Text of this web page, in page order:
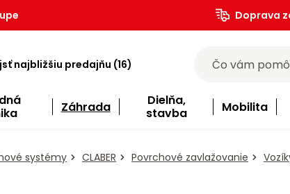
Doprava
najbližšiu predajňu (16)
Záhrada
Dielňa,
stavba
Mobilita
systémy CLABER Povrchové zavlažovanie